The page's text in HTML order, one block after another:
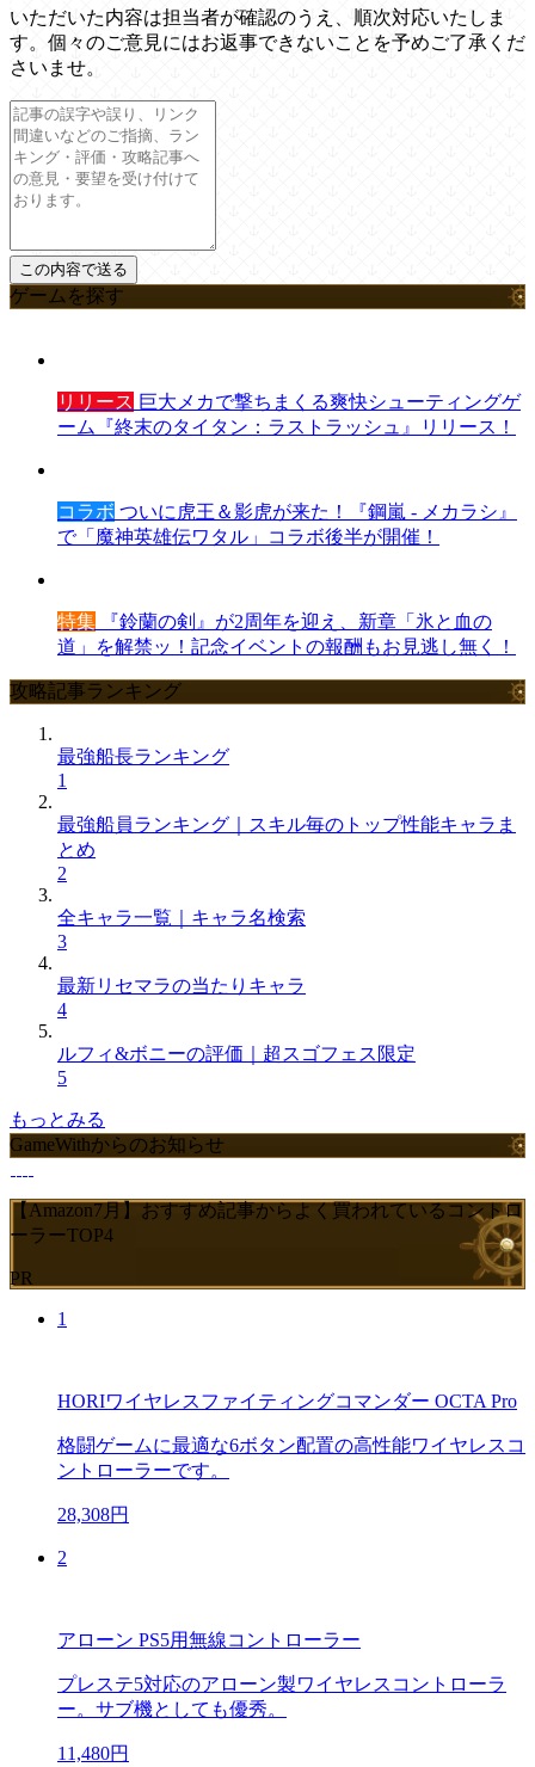
いただいた内容は担当者が確認のうえ、順次対応いたしま
す。個々のご意見にはお返事できないことを予めご了承くだ
さいませ。
ゲームを探す
リリース 巨大メカで撃ちまくる爽快シューティングゲ
ーム『終末のタイタン：ラストラッシュ』リリース！
コラボ ついに虎王＆影虎が来た！『鋼嵐 - メカラシ』
で「魔神英雄伝ワタル」コラボ後半が開催！
特集 『鈴蘭の剣』が2周年を迎え、新章「氷と血の
道」を解禁ッ！記念イベントの報酬もお見逃し無く！
攻略記事ランキング
最強船長ランキング
1
最強船員ランキング｜スキル毎のトップ性能キャラま
とめ
2
全キャラ一覧｜キャラ名検索
3
最新リセマラの当たりキャラ
4
ルフィ&ボニーの評価｜超スゴフェス限定
5
もっとみる
GameWithからのお知らせ
【Amazon7月】おすすめ記事からよく買われているコントロ
ーラーTOP4
PR
1
HORIワイヤレスファイティングコマンダー OCTA Pro
格闘ゲームに最適な6ボタン配置の高性能ワイヤレスコ
ントローラーです。
28,308円
2
アローン PS5用無線コントローラー
プレステ5対応のアローン製ワイヤレスコントローラ
ー。サブ機としても優秀。
11,480円